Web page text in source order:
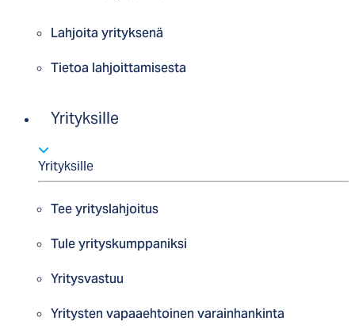
Lahjoita yrityksenä
Tietoa lahjoittamisesta
Yrityksille
Yrityksille
Tee yrityslahjoitus
Tule yrityskumppaniksi
Yritysvastuu
Yritysten vapaaehtoinen varainhankinta